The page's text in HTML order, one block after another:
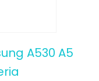
A530 A5